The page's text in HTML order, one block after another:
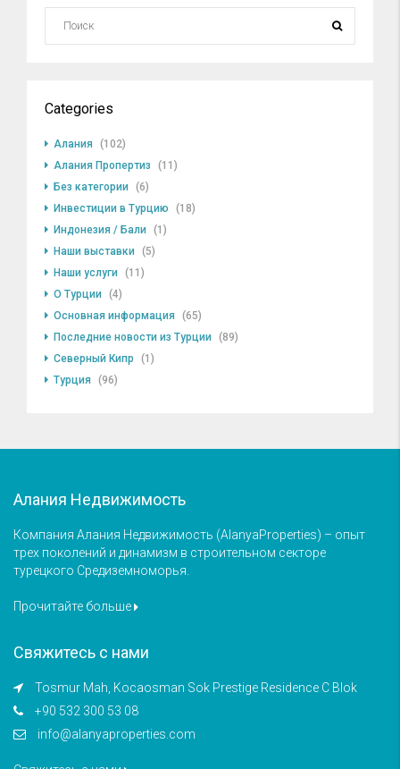
Categories
Алания
(102)
Алания Пропертиз
(11)
Без категории
(6)
Инвестиции в Турцию
(18)
Индонезия / Бали
(1)
Наши выставки
(5)
Наши услуги
(11)
О Турции
(4)
Основная информация
(65)
Последние новости из Турции
(89)
Северный Кипр
(1)
Турция
(96)
Алания Недвижимость
Компания Алания Недвижимость (AlanyaProperties) – опыт
трех поколений и динамизм в строительном секторе
турецкого Средиземноморья.
Прочитайте больше
Свяжитесь с нами
Tosmur Mah, Kocaosman Sok Prestige Residence C Blok
+90 532 300 53 08
info@alanyaproperties.com